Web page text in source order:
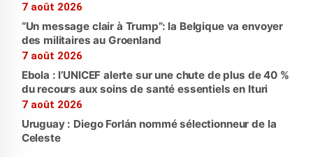
7 août 2026
“Un message clair à Trump”: la Belgique va envoyer
des militaires au Groenland
7 août 2026
Ebola : l’UNICEF alerte sur une chute de plus de 40 %
du recours aux soins de santé essentiels en Ituri
7 août 2026
Uruguay : Diego Forlán nommé sélectionneur de la
Celeste